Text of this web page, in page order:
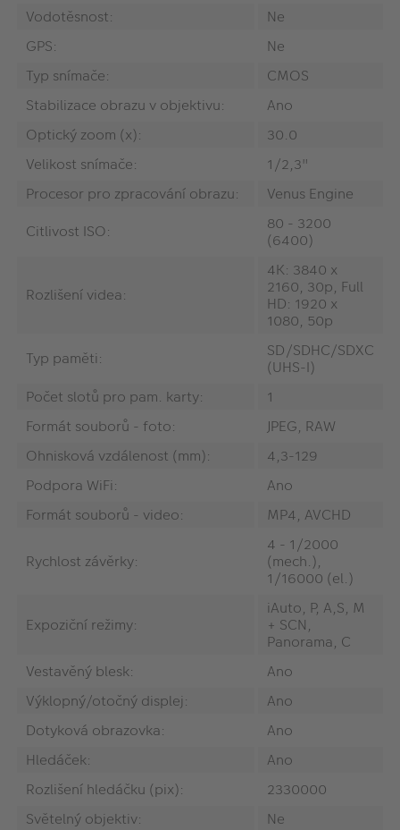
Vodotěsnost:
Ne
GPS:
Ne
Typ snímače:
CMOS
Stabilizace obrazu v objektivu:
Ano
Optický zoom (x):
30.0
Velikost snímače:
1/2,3"
Procesor pro zpracování obrazu:
Venus Engine
Citlivost ISO:
80 - 3200
(6400)
Rozlišení videa:
4K: 3840 x
2160, 30p, Full
HD: 1920 x
1080, 50p
Typ paměti:
SD/SDHC/SDXC
(UHS-I)
Počet slotů pro pam. karty:
1
Formát souborů - foto:
JPEG, RAW
Ohnisková vzdálenost (mm):
4,3-129
Podpora WiFi:
Ano
Formát souborů - video:
MP4, AVCHD
Rychlost závěrky:
4 - 1/2000
(mech.),
1/16000 (el.)
Expoziční režimy:
iAuto, P, A,S, M
+ SCN,
Panorama, C
Vestavěný blesk:
Ano
Výklopný/otočný displej:
Ano
Dotyková obrazovka:
Ano
Hledáček:
Ano
Rozlišení hledáčku (pix):
2330000
Světelný objektiv:
Ne